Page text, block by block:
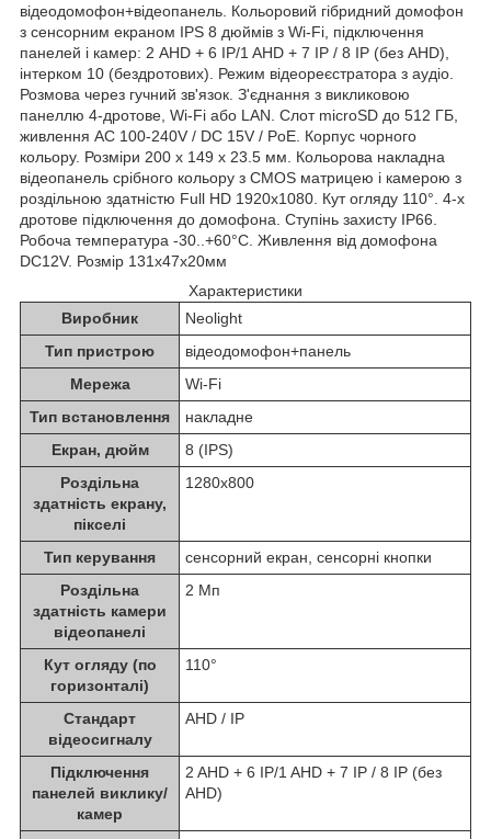
відеодомофон+відеопанель. Кольоровий гібридний домофон
з сенсорним екраном IPS 8 дюймів з Wi-Fi, підключення
панелей і камер: 2 AHD + 6 IP/1 AHD + 7 IP / 8 IP (без AHD),
інтерком 10 (бездротових). Режим відеореєстратора з аудіо.
Розмова через гучний зв'язок. З'єднання з викликовою
панеллю 4-дротове, Wi-Fi або LAN. Слот microSD до 512 ГБ,
живлення AC 100-240V / DC 15V / PoE. Корпус чорного
кольору. Розміри 200 х 149 х 23.5 мм. Кольорова накладна
відеопанель срібного кольору з CMOS матрицею і камерою з
роздільною здатністю Full HD 1920x1080. Кут огляду 110°. 4-х
дротове підключення до домофона. Ступінь захисту IP66.
Робоча температура -30..+60°С. Живлення від домофона
DC12V. Розмір 131x47x20мм
Характеристики
Виробник
Neolight
Тип пристрою
відеодомофон+панель
Мережа
Wi-Fi
Тип встановлення
накладне
Екран, дюйм
8 (IPS)
Роздільна
здатність екрану,
пікселі
1280х800
Тип керування
сенсорний екран, сенсорні кнопки
Роздільна
здатність камери
відеопанелі
2 Мп
Кут огляду (по
горизонталі)
110°
Стандарт
відеосигналу
AHD / IP
Підключення
панелей виклику/
камер
2 AHD + 6 IP/1 AHD + 7 IP / 8 IP (без
AHD)